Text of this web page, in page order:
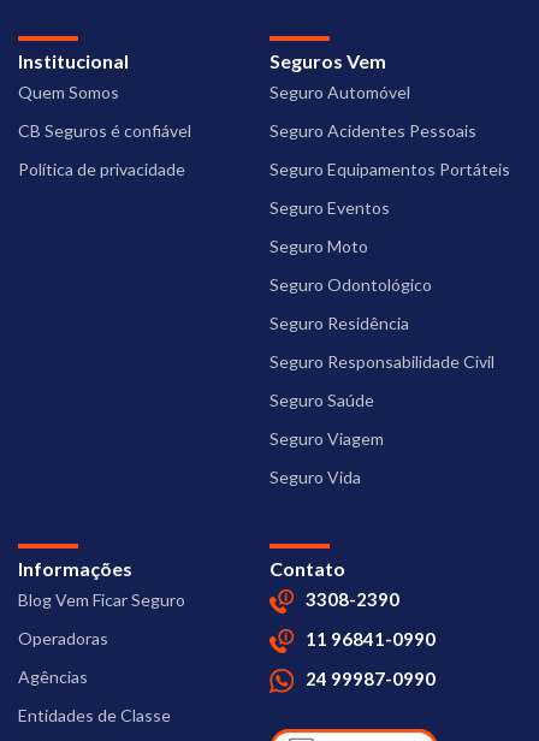
Institucional
Quem Somos
CB Seguros é confiável
Política de privacidade
Seguros Vem
Seguro Automóvel
Seguro Acidentes Pessoais
Seguro Equipamentos Portáteis
Seguro Eventos
Seguro Moto
Seguro Odontológico
Seguro Residência
Seguro Responsabilidade Civil
Seguro Saúde
Seguro Viagem
Seguro Vida
Informações
Blog Vem Ficar Seguro
Operadoras
Agências
Entidades de Classe
Contato
3308-2390
11 96841-0990
24 99987-0990